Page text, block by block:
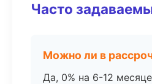
Часто
Можно ли в
Да, 0% на 6-12